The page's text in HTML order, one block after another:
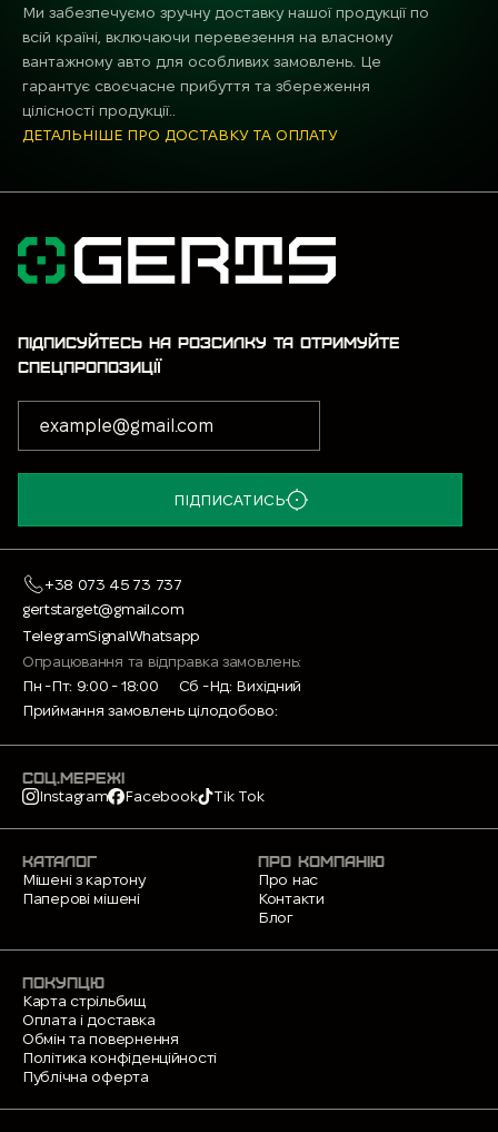
Ми забезпечуємо зручну доставку нашої продукції по
всій країні, включаючи перевезення на власному
вантажному авто для особливих замовлень. Це
гарантує своєчасне прибуття та збереження
цілісності продукції..
ДЕТАЛЬНІШЕ ПРО ДОСТАВКУ ТА ОПЛАТУ
+38 073 45 73 737
gertstarget@gmail.com
TelegramSignalWhatsapp
Опрацювання та відправка замовлень:
Пн -Пт: 9:00 - 18:00
Сб -Нд: Вихідний
Приймання замовлень цілодобово:
СОЦ.МЕРЕЖІ
Instagram
Facebook Tik Tok
КАТАЛОГ
Мішені з картону
Паперові мішені
ПРО КОМПАНІЮ
Про нас
Контакти
Блог
ПОКУПЦЮ
Карта стрільбищ
Оплата і доставка
Обмін та повернення
Політика конфіденційності
Публічна оферта
ПІДПИСУЙТЕСЬ НА РОЗСИЛКУ ТА ОТРИМУЙТЕ
СПЕЦПРОПОЗИЦІЇ
ПІДПИСАТИСЬ